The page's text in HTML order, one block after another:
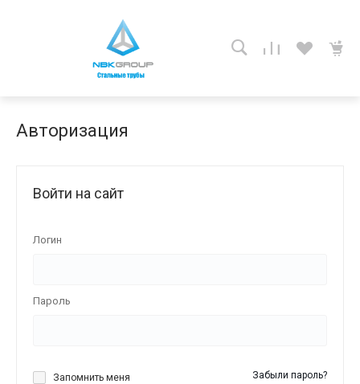
Авторизация
Войти на сайт
Логин
Пароль
Запомнить меня Забыли пароль?